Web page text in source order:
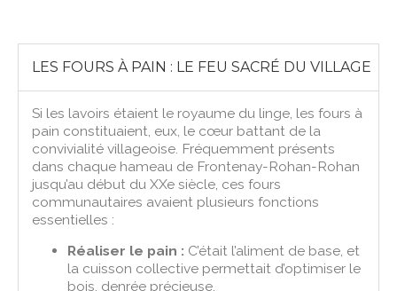
LES FOURS À PAIN : LE FEU SACRÉ DU VILLAGE
Si les lavoirs étaient le royaume du linge, les fours à
pain constituaient, eux, le cœur battant de la
convivialité villageoise. Fréquemment présents
dans chaque hameau de Frontenay-Rohan-Rohan
jusqu’au début du XXe siècle, ces fours
communautaires avaient plusieurs fonctions
essentielles :
Réaliser le pain : C’était l’aliment de base, et
la cuisson collective permettait d’optimiser le
bois, denrée précieuse.